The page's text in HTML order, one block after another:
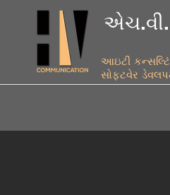
આઇટી
સોફ્ટવેર